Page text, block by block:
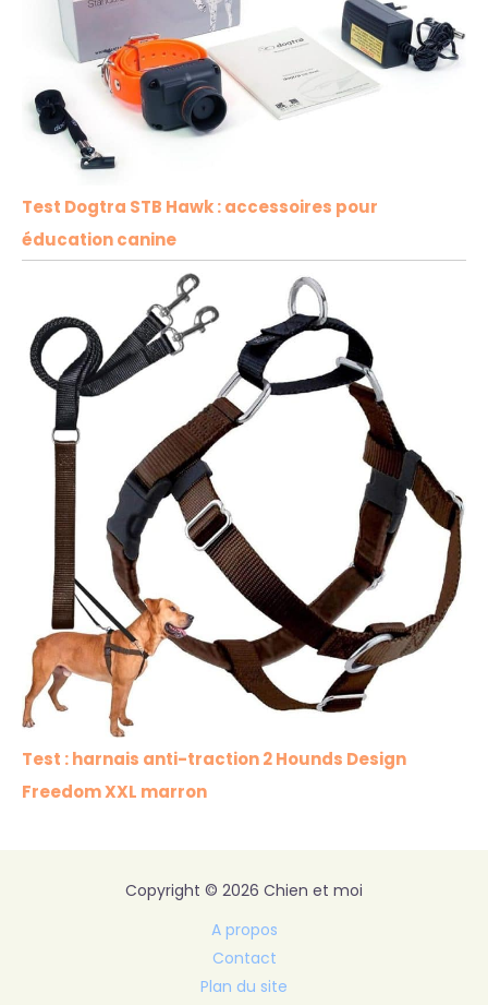
Test Dogtra STB Hawk : accessoires pour
éducation canine
Test : harnais anti-traction 2 Hounds Design
Freedom XXL marron
Copyright © 2026 Chien et moi
A propos
Contact
Plan du site